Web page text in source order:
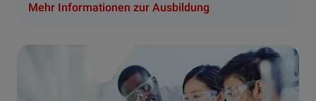
Mehr Informationen zur Ausbildung